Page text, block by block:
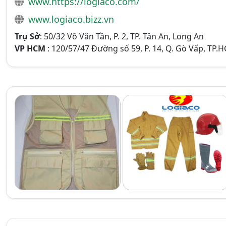
www.logiaco.bizz.vn
Trụ Sở: 50/32 Võ Văn Tần, P. 2, TP. Tân An, Long An
VP HCM : 120/57/47 Đường số 59, P. 14, Q. Gò Vấp,